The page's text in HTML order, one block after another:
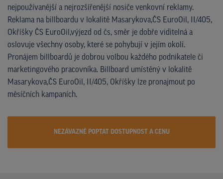
nejpoužívanější a nejrozšířenější nosiče venkovní reklamy.
Reklama na billboardu v lokalitě Masarykova,ČS EuroOil, II/405,
Okříšky ČS EuroOil,výjezd od čs, směr je dobře viditelná a
oslovuje všechny osoby, které se pohybují v jejím okolí.
Pronájem billboardů je dobrou volbou každého podnikatele či
marketingového pracovníka. Billboard umístěný v lokalitě
Masarykova,ČS EuroOil, II/405, Okříšky lze pronajmout po
měsíčních kampaních.
NEZÁVAZNĚ POPTAT DOSTUPNOST A CENU